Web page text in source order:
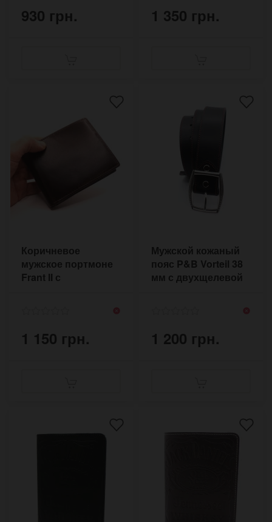
930 грн. 1 350 грн.
Коричневое
мужское портмоне
Frant II с
1 150 грн.
Мужской кожаный
пояс P&B Vorteil 38
мм с двухщелевой
1 200 грн.